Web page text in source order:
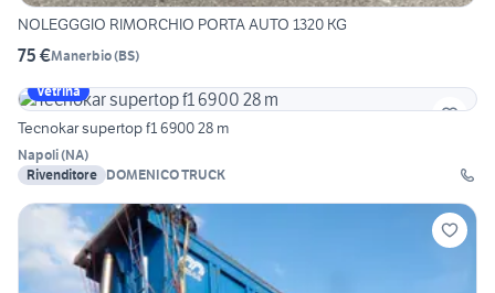
NOLEGGGIO RIMORCHIO PORTA AUTO 1320 KG
75 €Manerbio(BS)
Vetrina
Tecnokar supertop f1 6900 28 m
Napoli(NA)
Rivenditore DOMENICO TRUCK